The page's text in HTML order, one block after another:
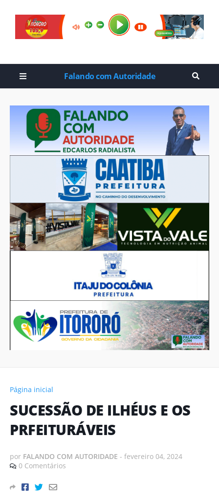
Falando com Autoridade
Página inicial
SUCESSÃO DE ILHÉUS E OS
PRFEITURÁVEIS
por FALANDO COM AUTORIDADE - fevereiro 04, 2024
0 Comentários